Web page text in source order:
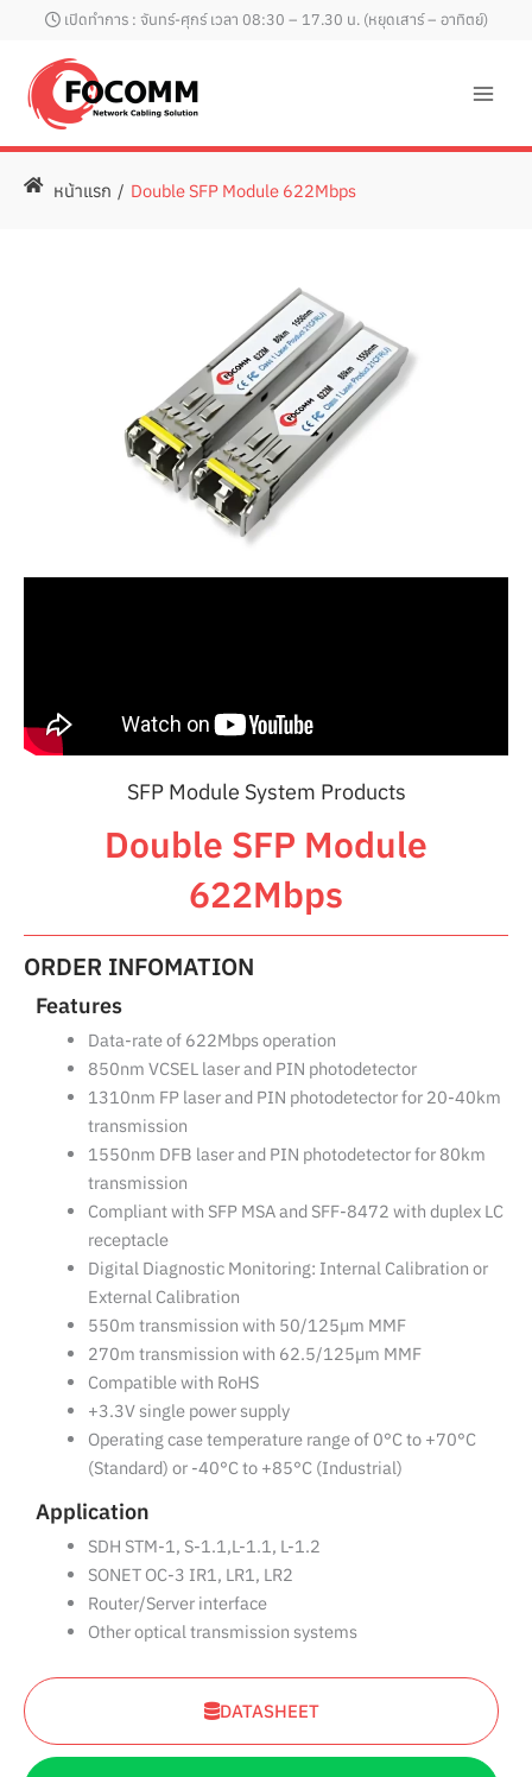
content
เปิดทำการ : จันทร์-ศุกร์ เวลา 08:30 – 17.30 น. (หยุดเสาร์ – อาทิตย์)
หน้าแรก / Double SFP Module 622Mbps
SFP Module System Products
Double SFP Module
622Mbps
ORDER INFOMATION
Features
Data-rate of 622Mbps operation
850nm VCSEL laser and PIN photodetector
1310nm FP laser and PIN photodetector for 20-40km
transmission
1550nm DFB laser and PIN photodetector for 80km
transmission
Compliant with SFP MSA and SFF-8472 with duplex LC
receptacle
Digital Diagnostic Monitoring: Internal Calibration or
External Calibration
550m transmission with 50/125µm MMF
270m transmission with 62.5/125µm MMF
Compatible with RoHS
+3.3V single power supply
Operating case temperature range of 0°C to +70°C
(Standard) or -40°C to +85°C (Industrial)
Application
SDH STM-1, S-1.1,L-1.1, L-1.2
SONET OC-3 IR1, LR1, LR2
Router/Server interface
Other optical transmission systems
DATASHEET